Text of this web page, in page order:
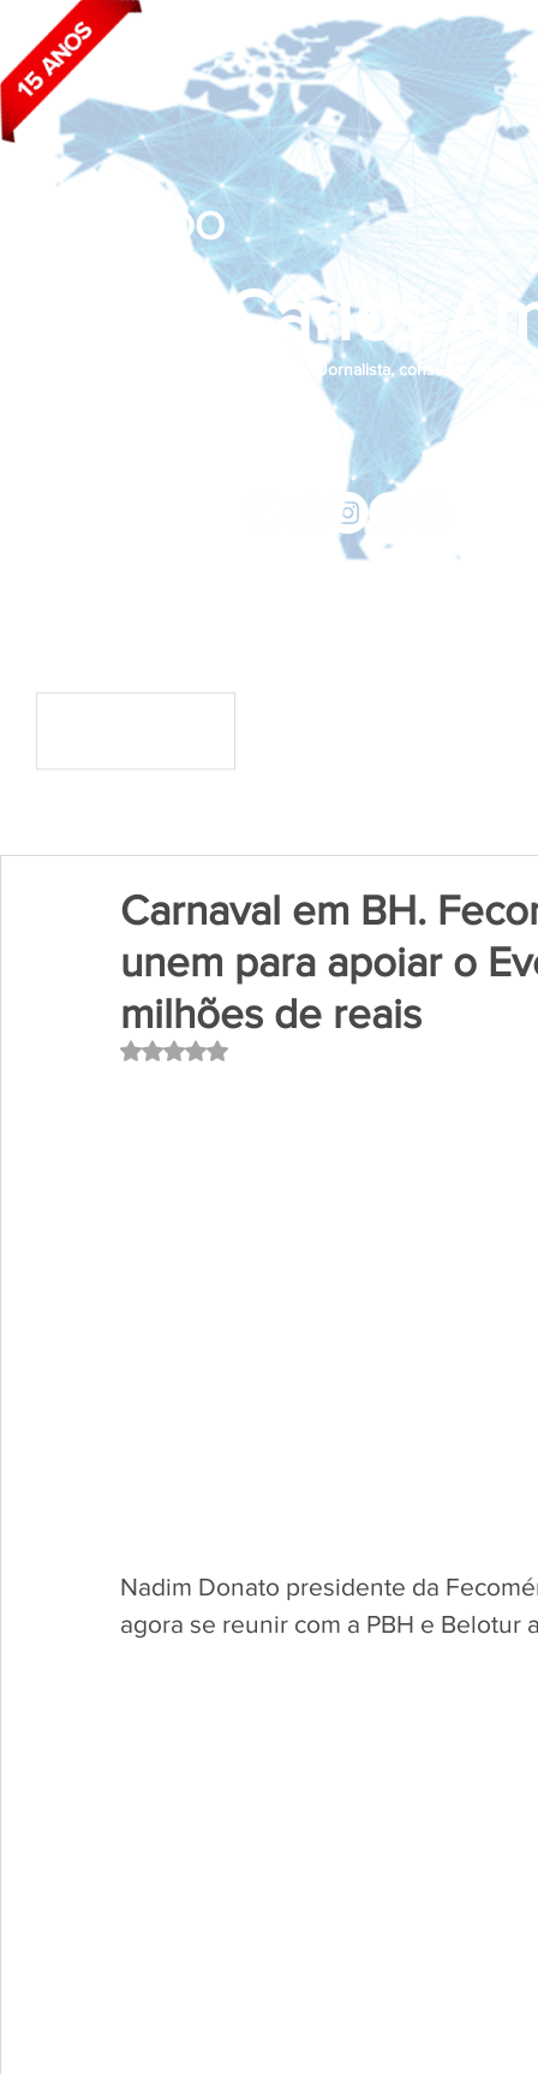
João Carlos
BLOG DO
Jornalista, consultor de
Carnaval em BH.
unem para apoiar o
milhões de reais
Avaliado com NaN de 5 estrelas.
Nadim Donato presidente da
agora se reunir com a PBH e Belotur